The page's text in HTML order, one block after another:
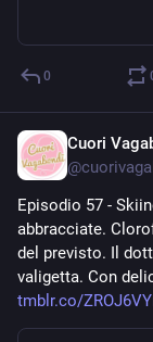
0
Cuori
@
Episodio 57 -
abbracciate.
del previsto. Il
valigetta. Con
tmblr.co/